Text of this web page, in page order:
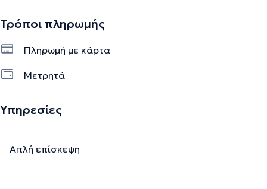
Τρόποι πληρωμής
Πληρωμή με κάρτα
Μετρητά
Υπηρεσίες
Απλή επίσκεψη